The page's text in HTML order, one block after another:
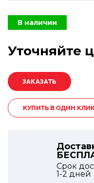
В наличии
Уточняйте
КУПИТЬ В ОДИН
Срок
1-2 дней